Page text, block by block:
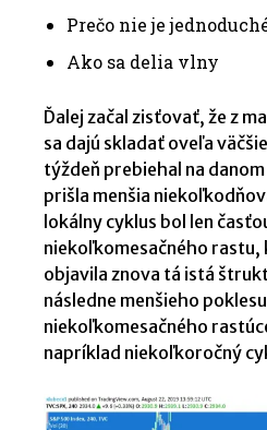
Prečo nie je
Ako sa delia vlny
Ďalej začal zisťovať, že z
sa dajú skladať oveľa
týždeň prebiehal na
prišla menšia
lokálny cyklus bol len
niekoľkomesačného
objavila znova tá istá
následne menšieho
niekoľkomesačného
napríklad niekoľkoročný